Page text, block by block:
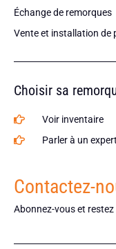
Échange de remorques
Vente et installation de
Choisir sa
Voir inventaire
Parler à un expert
Contactez-
Abonnez-vous et